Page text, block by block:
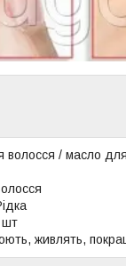
волосся / масло
шт
живлять,